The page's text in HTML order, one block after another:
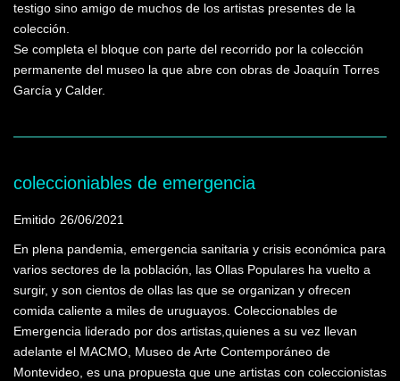
testigo sino amigo de muchos de los artistas presentes de la
colección.
Se completa el bloque con parte del recorrido por la colección
permanente del museo la que abre con obras de Joaquín Torres
García y Calder.
coleccioniables de emergencia
Emitido 26/06/2021
En plena pandemia, emergencia sanitaria y crisis económica para
varios sectores de la población, las Ollas Populares ha vuelto a
surgir, y son cientos de ollas las que se organizan y ofrecen
comida caliente a miles de uruguayos. Coleccionables de
Emergencia liderado por dos artistas,quienes a su vez llevan
adelante el MACMO, Museo de Arte Contemporáneo de
Montevideo, es una propuesta que une artistas con coleccionistas